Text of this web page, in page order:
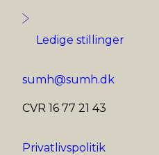
Ledige stillinger
sumh@sumh.dk
CVR 16 77 21 43
Privatlivspolitik